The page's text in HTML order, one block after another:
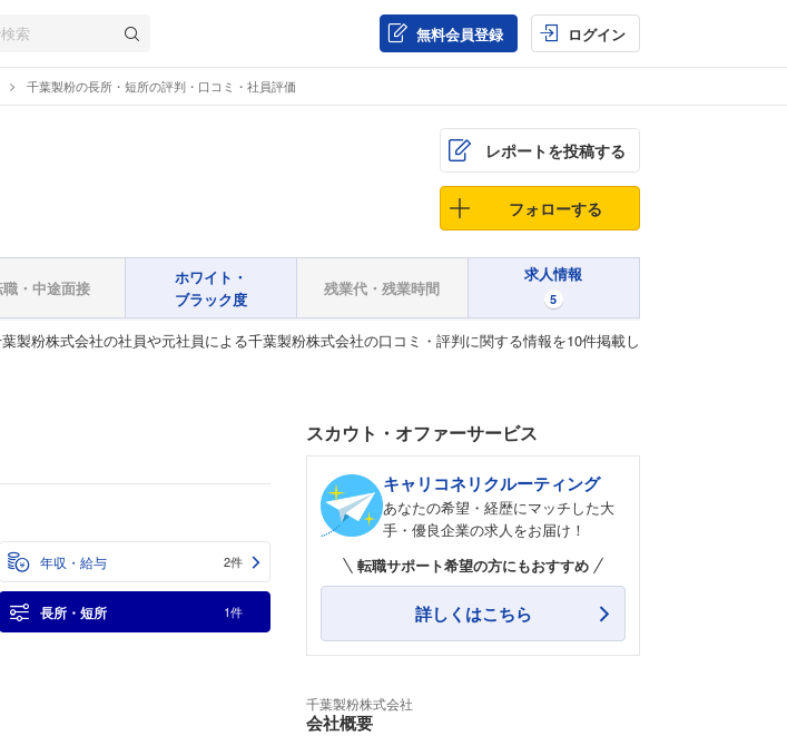
無料会員登録 ログイン
千葉製粉の長所・短所の評判・口コミ・社員評価
レポートを投稿する
フォローする
・中途面接
ホワイト・
ブラック度
残業代・残業時間
求人情報
5
粉株式会社の社員や元社員による千葉製粉株式会社の口コミ・評判に関する情報を10件掲載し
年収・給与 2件
長所・短所 1件
スカウト・オファーサービス
キャリコネリクルーティング
あなたの希望・経歴にマッチした大
手・優良企業の求人をお届け！
転職サポート希望の方にもおすすめ
詳しくはこちら
千葉製粉株式会社
会社概要